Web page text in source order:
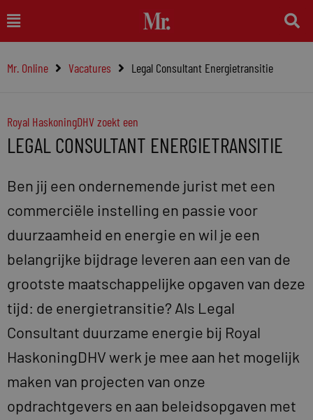
naar
inhoud
Main
Menu
Mr. Online Vacatures Legal Consultant Energietransitie
Royal HaskoningDHV zoekt een
LEGAL CONSULTANT ENERGIETRANSITIE
Ben jij een ondernemende jurist met een
commerciële instelling en passie voor
duurzaamheid en energie en wil je een
belangrijke bijdrage leveren aan een van de
grootste maatschappelijke opgaven van deze
tijd: de energietransitie? Als Legal
Consultant duurzame energie bij Royal
HaskoningDHV werk je mee aan het mogelijk
maken van projecten van onze
opdrachtgevers en aan beleidsopgaven met